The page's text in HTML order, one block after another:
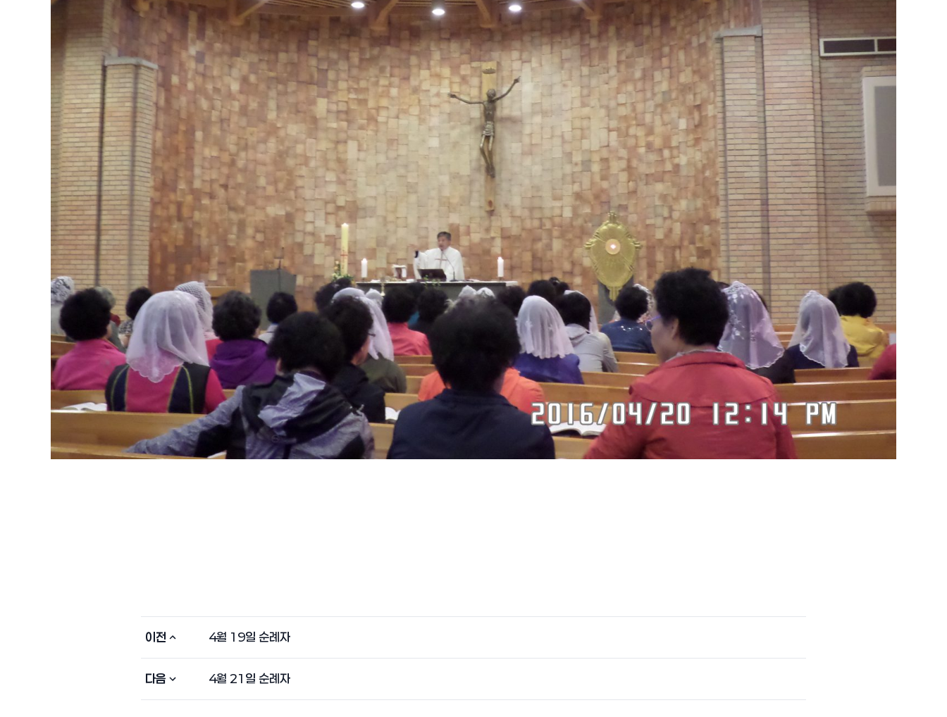
이전 4월 19일 순례자
다음 4월 21일 순례자